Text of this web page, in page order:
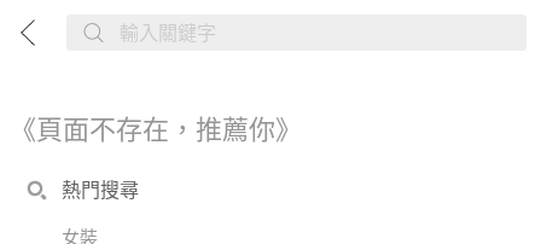
《頁面不存在，推薦你》
熱門搜尋
女裝